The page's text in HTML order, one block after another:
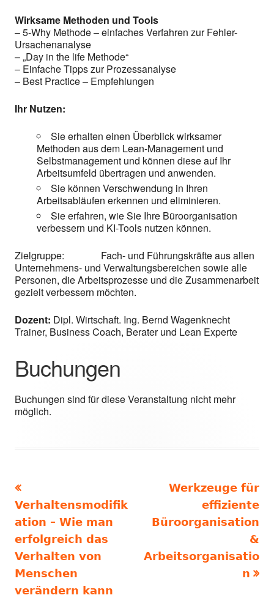
Wirksame Methoden und Tools
– 5-Why Methode – einfaches Verfahren zur Fehler-
Ursachenanalyse
– „Day in the life Methode“
– Einfache Tipps zur Prozessanalyse
– Best Practice – Empfehlungen
Ihr Nutzen:
Sie erhalten einen Überblick wirksamer
Methoden aus dem Lean-Management und
Selbstmanagement und können diese auf Ihr
Arbeitsumfeld übertragen und anwenden.
Sie können Verschwendung in Ihren
Arbeitsabläufen erkennen und eliminieren.
Sie erfahren, wie Sie Ihre Büroorganisation
verbessern und KI-Tools nutzen können.
Zielgruppe: Fach- und Führungskräfte aus allen
Unternehmens- und Verwaltungsbereichen sowie alle
Personen, die Arbeitsprozesse und die Zusammenarbeit
gezielt verbessern möchten.
Dozent: Dipl. Wirtschaft. Ing. Bernd Wagenknecht
Trainer, Business Coach, Berater und Lean Experte
Buchungen
Buchungen sind für diese Veranstaltung nicht mehr
möglich.
Beitragsnavigation
Beitrag:
Verhaltensmodifik
ation – Wie man
erfolgreich das
Verhalten von
Menschen
verändern kann
Nächster
Beitrag
Werkzeuge für
effiziente
Büroorganisation
&
Arbeitsorganisatio
n